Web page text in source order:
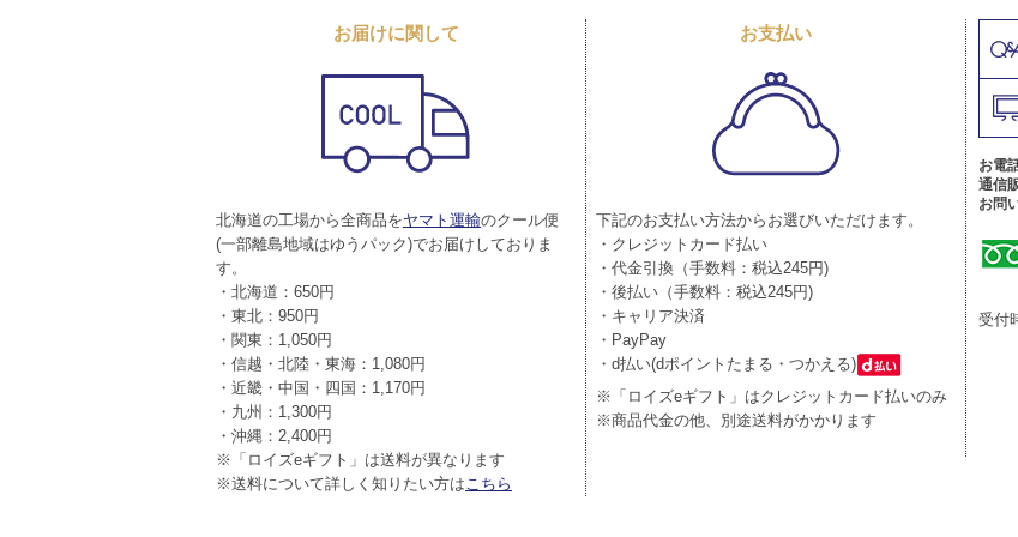
お届けに関して
北海道の工場から全商品をヤマト運輸のクール便
(一部離島地域はゆうパック)でお届けしておりま
す。
・北海道：650円
・東北：950円
・関東：1,050円
・信越・北陸・東海：1,080円
・近畿・中国・四国：1,170円
・九州：1,300円
・沖縄：2,400円
※「ロイズeギフト」は送料が異なります
※送料について詳しく知りたい方はこちら
お支払い
下記のお支払い方法からお選びいただけます。
・クレジットカード払い
・代金引換（手数料：税込245円)
・後払い（手数料：税込245円)
・キャリア決済
・PayPay
・d払い(dポイントたまる・つかえる)
※「ロイズeギフト」はクレジットカード払いのみ
※商品代金の他、別途送料がかかります
お電
通信
お問
受付